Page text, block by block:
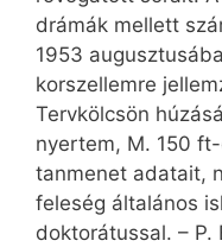
drámák mellett
1953
korszellemre
Tervkölcsön
nyertem, M. 150
tanmenet adatait,
feleség általános
doktorátussal. –